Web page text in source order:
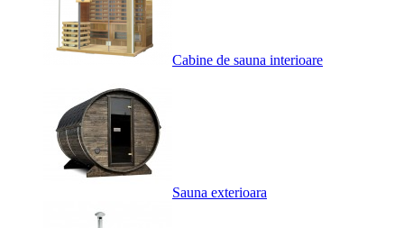
Cabine de sauna interioare
Sauna exterioara